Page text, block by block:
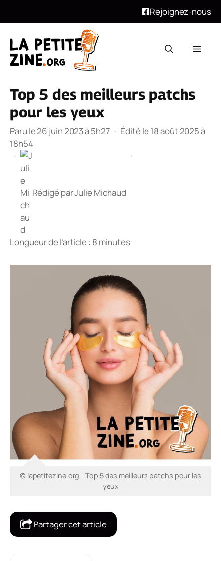
Rejoignez-nous
contenu
Top 5 des meilleurs patchs
pour les yeux
Paru le 26 juin 2023 à 5h27 · Édité le 18 août 2025 à
18h54
·
Rédigé parJulie Michaud
·
Longueur de l’article : 8 minutes
© lapetitezine.org - Top 5 des meilleurs patchs pour les
yeux
Partager cet article